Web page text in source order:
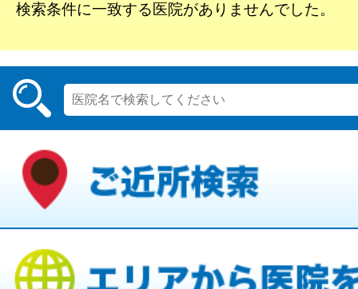
検索条件に一致する医院がありませんでした。